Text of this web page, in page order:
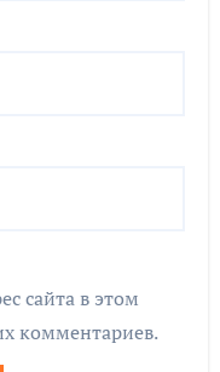
сайта в этом
комментариев.